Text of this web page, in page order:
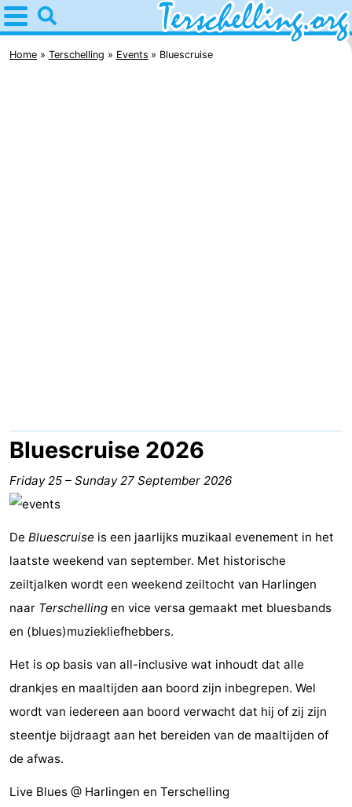
Home
Terschelling
West
Résidence
Terschelling
-
Strandappartementen
West
-
Tjermelân
Bed
breakfasts)
Cottages
Riesen
Elements
-
Tjermelân
Hotels
Lastminutes
Home Terschelling Events Bluescruise
Bluescruise 2026
Friday 25 – Sunday 27 September 2026
De Bluescruise is een jaarlijks muzikaal evenement in het
laatste weekend van september. Met historische
zeiltjalken wordt een weekend zeiltocht van Harlingen
naar Terschelling en vice versa gemaakt met bluesbands
en (blues)muziekliefhebbers.
Het is op basis van all-inclusive wat inhoudt dat alle
drankjes en maaltijden aan boord zijn inbegrepen. Wel
wordt van iedereen aan boord verwacht dat hij of zij zijn
steentje bijdraagt aan het bereiden van de maaltijden of
de afwas.
Live Blues @ Harlingen en Terschelling